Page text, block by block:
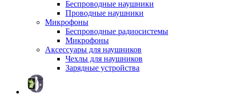
Беспроводные наушники
Проводные наушники
Микрофоны
Беспроводные радиосистемы
Микрофоны
Аксессуары для наушников
Чехлы для наушников
Зарядные устройства